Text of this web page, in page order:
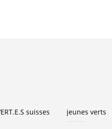
suisses jeunes verts